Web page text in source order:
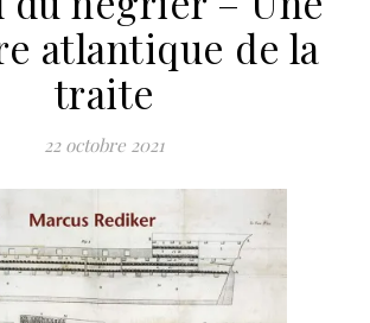
atlantique de la
traite
22 octobre 2021